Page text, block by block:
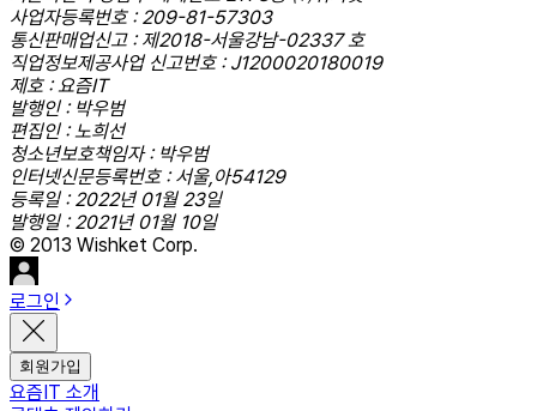
사업자등록번호 : 209-81-57303
통신판매업신고 : 제2018-서울강남-02337 호
직업정보제공사업 신고번호 : J1200020180019
제호 : 요즘IT
발행인 : 박우범
편집인 : 노희선
청소년보호책임자 : 박우범
인터넷신문등록번호 : 서울,아54129
등록일 : 2022년 01월 23일
발행일 : 2021년 01월 10일
© 2013 Wishket Corp.
로그인
회원가입
요즘IT 소개